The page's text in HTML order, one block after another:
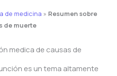
de medicina » Resumen sobre
de muerte
medica de causas de
es un tema altamente